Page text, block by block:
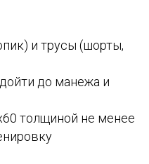
и трусы (шорты,
до манежа и
толщиной не менее